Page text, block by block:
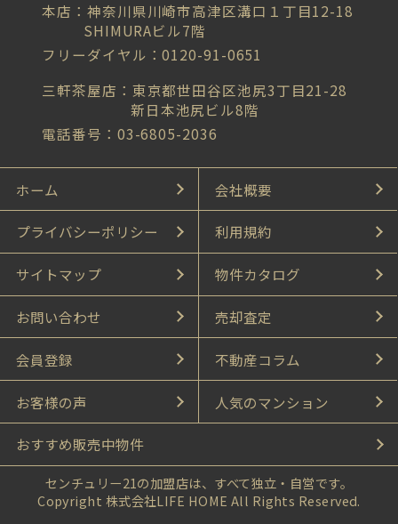
本店：神奈川県川崎市高津区溝口１丁目12-18
SHIMURAビル7階
フリーダイヤル：0120-91-0651
三軒茶屋店：東京都世田谷区池尻3丁目21-28
新日本池尻ビル8階
電話番号：03-6805-2036
ホーム 会社概要
プライバシーポリシー 利用規約
サイトマップ 物件カタログ
お問い合わせ 売却査定
会員登録 不動産コラム
お客様の声 人気のマンション
おすすめ販売中物件
センチュリー21の加盟店は、すべて独立・自営です。
Copyright 株式会社LIFE HOME All Rights Reserved.